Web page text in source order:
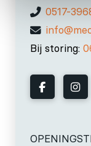
0517-
Bij storing: